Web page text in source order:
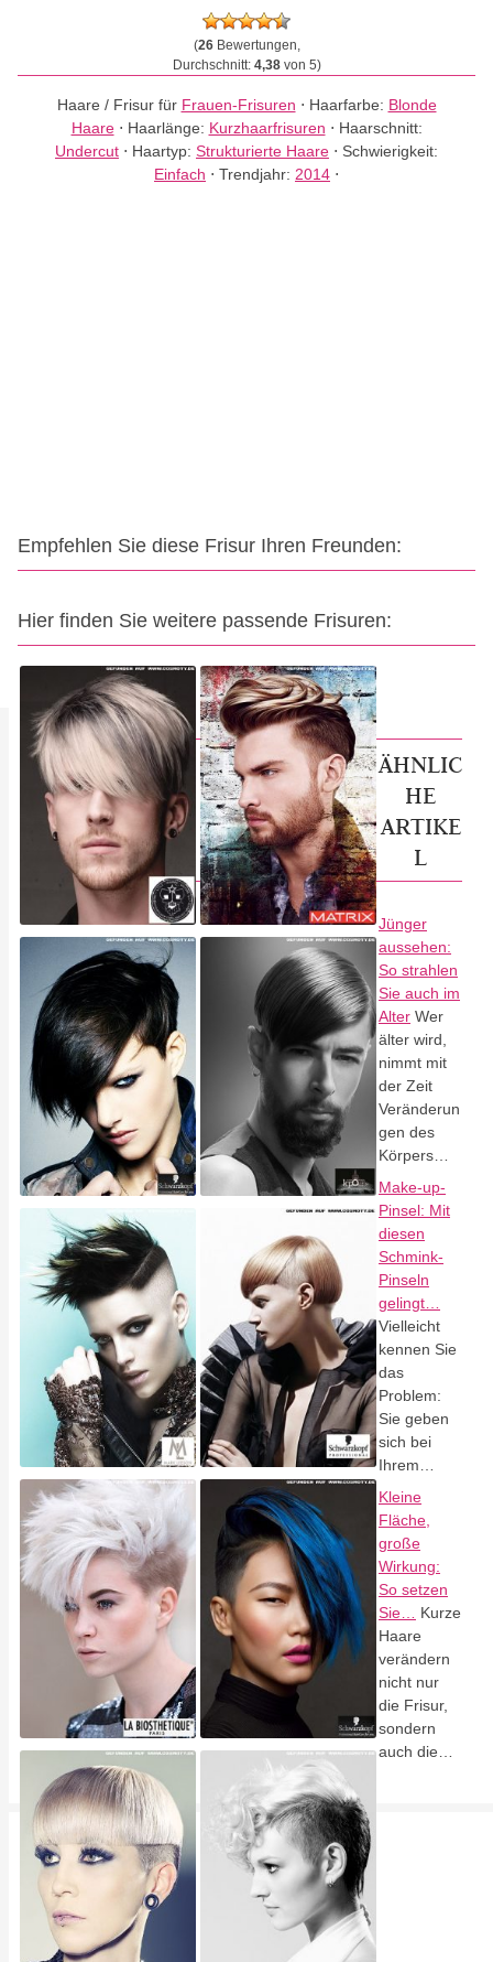
(26Bewertungen,
Durchschnitt: 4,38von 5)
Haare / Frisur für Frauen-Frisuren ⋅ Haarfarbe: Blonde
Haare⋅ Haarlänge: Kurzhaarfrisuren ⋅ Haarschnitt:
Undercut ⋅ Haartyp: Strukturierte Haare ⋅ Schwierigkeit:
Einfach ⋅ Trendjahr: 2014 ⋅
Empfehlen Sie diese Frisur Ihren Freunden:
Hier finden Sie weitere passende Frisuren:
ÄHNLIC
HE
ARTIKE
L
Jünger
aussehen:
So strahlen
Sie auch im
Alter Wer
älter wird,
nimmt mit
der Zeit
Veränderun
gen des
Körpers…
Make-up-
Pinsel: Mit
diesen
Schmink-
Pinseln
gelingt…
Vielleicht
kennen Sie
das
Problem:
Sie geben
sich bei
Ihrem…
Kleine
Fläche,
große
Wirkung:
So setzen
Sie…
Kurze
Haare
verändern
nicht nur
die Frisur,
sondern
auch die…